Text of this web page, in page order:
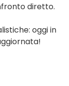
diretto.
oggi in